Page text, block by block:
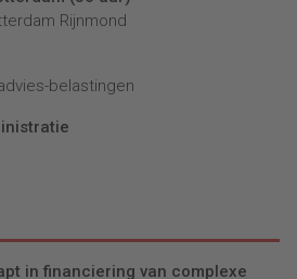
Rijnmond
belastingen
in financiering van complexe